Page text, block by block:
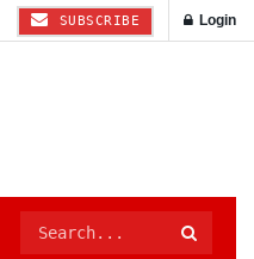
SUBSCRIBE Login